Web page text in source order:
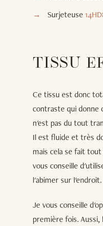
Surjeteuse
TISSU
Ce tissu est donc
contraste qui donne
n'est pas du tout
Il est fluide et très
mais cela se fait
vous conseille
l'abimer sur l'endroit.
Je vous conseille
première fois.